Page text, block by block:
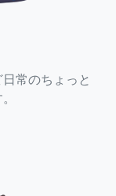
常のちょっと